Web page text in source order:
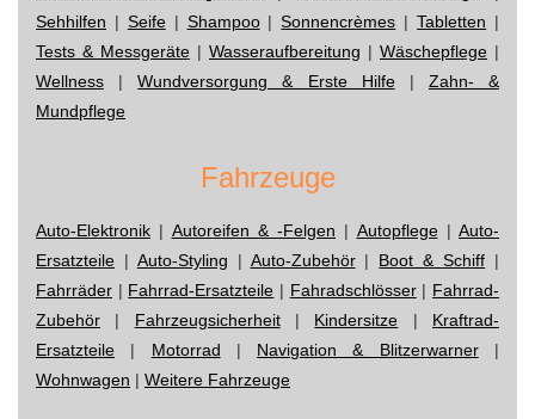
Sehhilfen | Seife| Shampoo|Sonnencrèmes |Tabletten |
Tests & Messgeräte | Wasseraufbereitung | Wäschepflege |
Wellness |Wundversorgung & Erste Hilfe| Zahn- &
Mundpflege
Fahrzeuge
Auto-Elektronik | Autoreifen & -Felgen | Autopflege| Auto-
Ersatzteile | Auto-Styling | Auto-Zubehör| Boot & Schiff |
Fahrräder | Fahrrad-Ersatzteile | Fahradschlösser| Fahrrad-
Zubehör | Fahrzeugsicherheit| Kindersitze | Kraftrad-
Ersatzteile | Motorrad | Navigation & Blitzerwarner|
Wohnwagen | Weitere Fahrzeuge